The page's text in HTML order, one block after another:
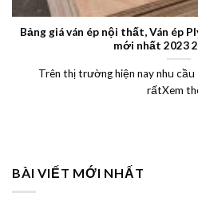
Bảng giá ván ép nội thất, Ván ép
mới nhất 2023
Trên thị trường hiện nay nhu
rấtXem
BÀI VIẾT MỚI NHẤT